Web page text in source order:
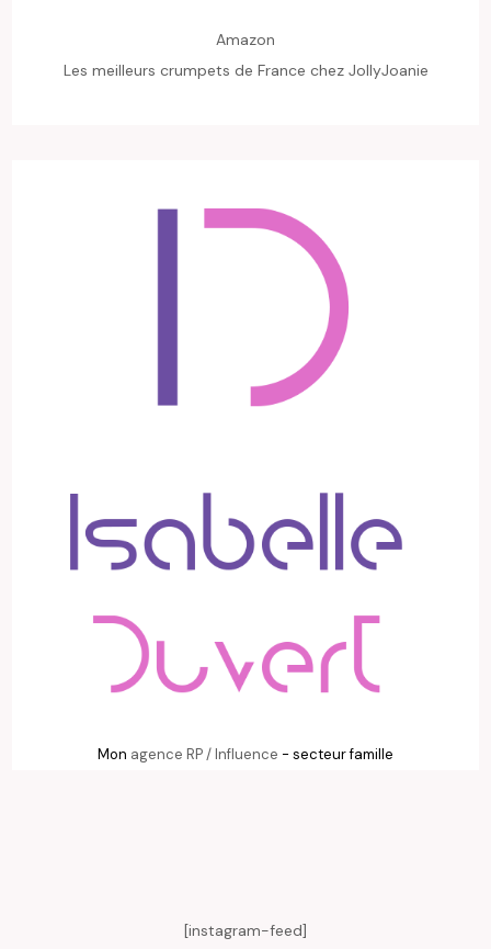
Amazon
Les meilleurs crumpets de France chez JollyJoanie
Mon agence RP / Influence - secteur famille
[instagram-feed]